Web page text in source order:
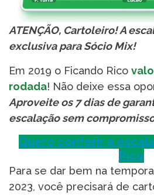
ATENÇÃO, Cartoleiro! A
exclusiva para Sócio Mix!
Em 2019 o Ficando Rico
rodada! Não deixe essa
Aproveite os 7 dias de
escalação sem
Quero conferir a
Rico
Para se dar bem na
2023, você precisará de